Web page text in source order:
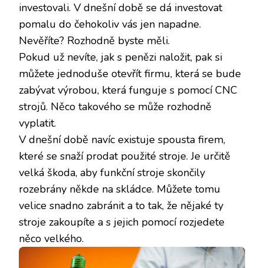
investovali. V dnešní době se dá investovat
pomalu do čehokoliv vás jen napadne.
Nevěříte? Rozhodně byste měli.
Pokud už nevíte, jak s penězi naložit, pak si
můžete jednoduše otevřít firmu, která se bude
zabývat výrobou, která funguje s pomocí CNC
strojů. Něco takového se může rozhodně
vyplatit.
V dnešní době navíc existuje spousta firem,
které se snaží prodat použité stroje. Je určitě
velká škoda, aby funkční stroje skončily
rozebrány někde na skládce. Můžete tomu
velice snadno zabránit a to tak, že nějaké ty
stroje zakoupíte a s jejich pomocí rozjedete
něco velkého.